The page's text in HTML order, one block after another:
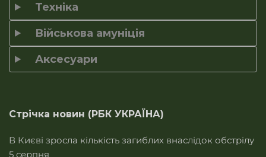
Техніка
Військова амуніція
Аксесуари
Стрічка новин (РБК УКРАЇНА)
В Києві зросла кількість загиблих внаслідок обстрілу
5 серпня